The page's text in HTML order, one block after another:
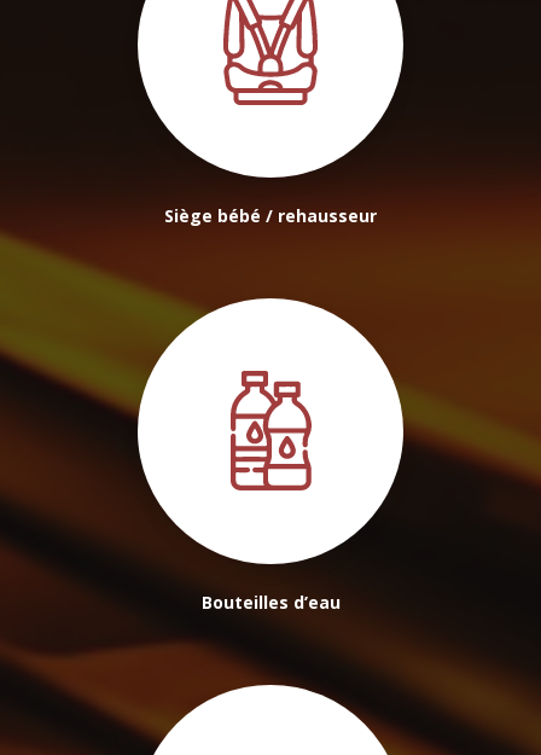
Siège bébé / rehausseur
Bouteilles d’eau